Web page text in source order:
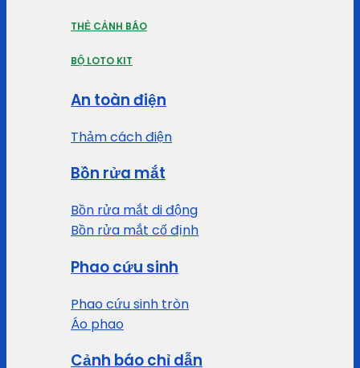
THẺ CẢNH BÁO
BỘ LOTO KIT
An toàn điện
Thảm cách điện
Bồn rửa mắt
Bồn rửa mắt di động
Bồn rửa mắt cố định
Phao cứu sinh
Phao cứu sinh tròn
Áo phao
Cảnh báo chỉ dẫn